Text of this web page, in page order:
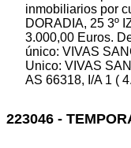
inmobiliarios por
DORADIA, 25 3º
3.000,00 Euros.
único: VIVAS
Unico: VIVAS
AS 66318, I/A 1 (
223046 -